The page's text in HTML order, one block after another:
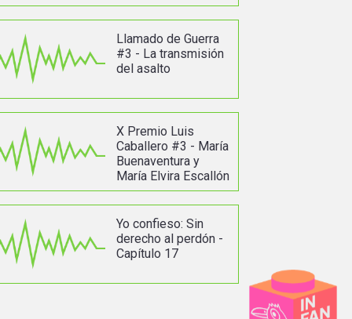
Llamado de Guerra
#3 - La transmisión
del asalto
X Premio Luis
Caballero #3 - María
Buenaventura y
María Elvira Escallón
Yo confieso: Sin
derecho al perdón -
Capítulo 17